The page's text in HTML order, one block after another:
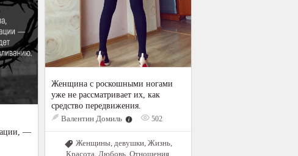
Женщина с роскошными ногами
уже не рассматривает их, как
средство передвижения.
Валентин Домиль
502
Женщины, девушки Жизнь
Красота Любовь, Отношения,
—